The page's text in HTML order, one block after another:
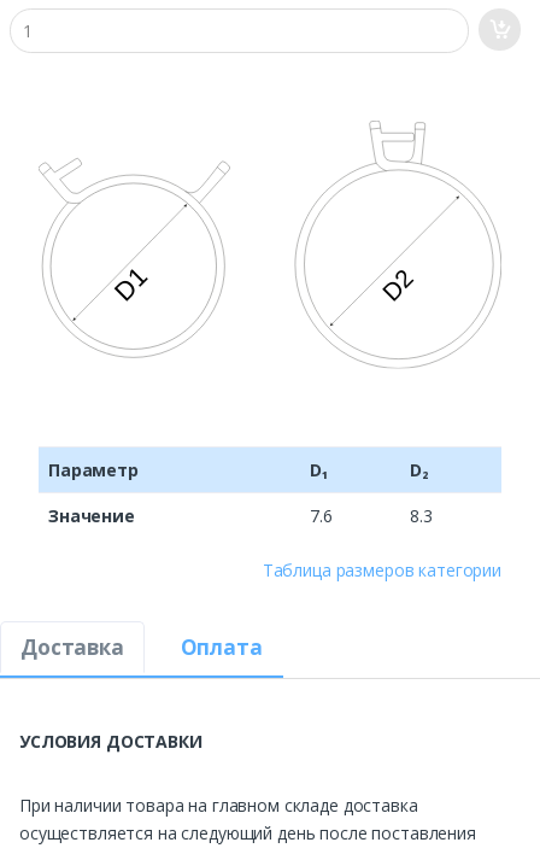
Параметр D₁
D₂
Значение
7.6 8.3
Таблица размеров категории
Доставка Оплата
УСЛОВИЯ ДОСТАВКИ
При наличии товара на главном складе доставка
осуществляется на следующий день после поставления